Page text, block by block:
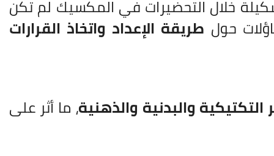
خلال التحضيرات في المكسيك لم تكن
حول طريقة الإعداد واتخاذ القرارات
التكتيكية والبدنية والذهنية، ما أثر على